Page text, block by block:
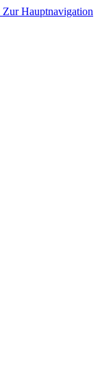
Zur Hauptnavigation